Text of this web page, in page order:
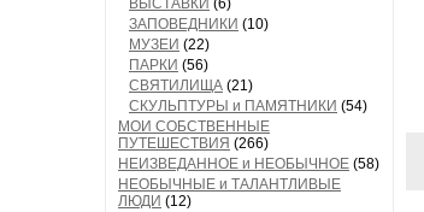
ВЫСТАВКИ (6)
ЗАПОВЕДНИКИ (10)
МУЗЕИ (22)
ПАРКИ (56)
СВЯТИЛИЩА (21)
СКУЛЬПТУРЫ и ПАМЯТНИКИ (54)
МОИ СОБСТВЕННЫЕ
ПУТЕШЕСТВИЯ (266)
НЕИЗВЕДАННОЕ и НЕОБЫЧНОЕ (58)
НЕОБЫЧНЫЕ и ТАЛАНТЛИВЫЕ
ЛЮДИ (12)